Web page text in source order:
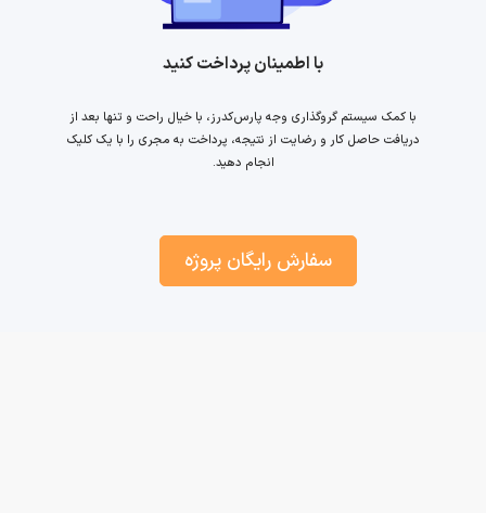
با اطمینان پرداخت کنید
با کمک سیستم گروگذاری وجه پارس‌کدرز، با خیال راحت و تنها بعد از
دریافت حاصل کار و رضایت از نتیجه، پرداخت به مجری را با یک کلیک
انجام دهید.
سفارش رایگان پروژه